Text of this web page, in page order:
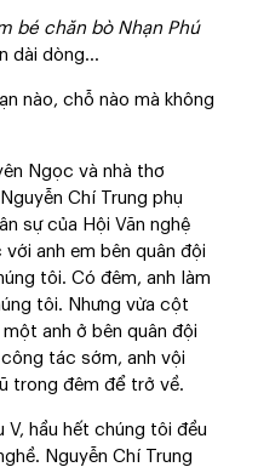
bé chăn bò Nhạn Phú
dài dòng…
nào, chỗ nào mà không
Ngọc và nhà thơ
Chí Trung phụ
sự của Hội Văn nghệ
anh em bên quân đội
tôi. Có đêm, anh làm
tôi. Nhưng vừa cột
anh ở bên quân đội
tác sớm, anh vội
trong đêm để trở về.
V, hầu hết chúng tôi đều
Nguyễn Chí Trung